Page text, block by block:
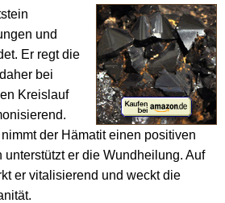
und
Er regt die
bei
Kreislauf
der Hämatit einen positiven
unterstützt er die Wundheilung. Auf
er vitalisierend und weckt die